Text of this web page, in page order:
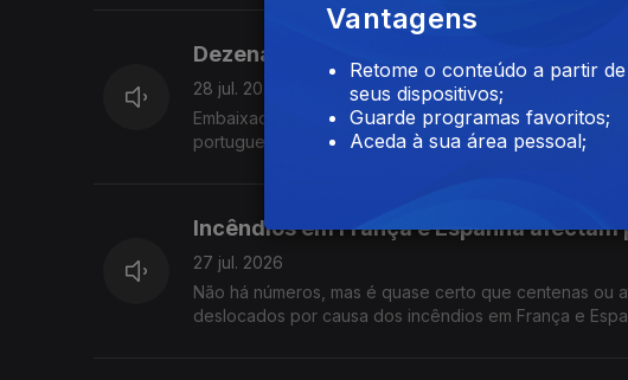
Dezenas de portugueses perderam as
28 jul. 2026
Embaixada de Portugal em Caracas está a fazer o
portuguesa na Venezuela. Ensino de Português no
Incêndios em França e Espanha
27 jul. 2026
Não há números, mas é quase certo que centenas
deslocados por causa dos incêndios em França e
Vantagens
Retome o conteúdo a partir
seus dispositivos;
Guarde programas favoritos;
Aceda à sua área pessoal;